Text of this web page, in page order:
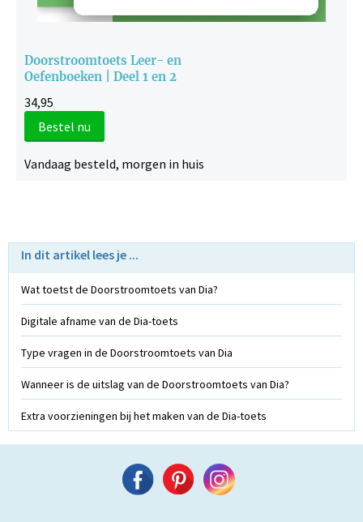
Doorstroomtoets Leer- en
Oefenboeken | Deel 1 en 2
34,95
Bestel nu
Vandaag besteld, morgen in huis
In dit artikel lees je ...
Wat toetst de Doorstroomtoets van Dia?
Digitale afname van de Dia-toets
Type vragen in de Doorstroomtoets van Dia
Wanneer is de uitslag van de Doorstroomtoets van Dia?
Extra voorzieningen bij het maken van de Dia-toets